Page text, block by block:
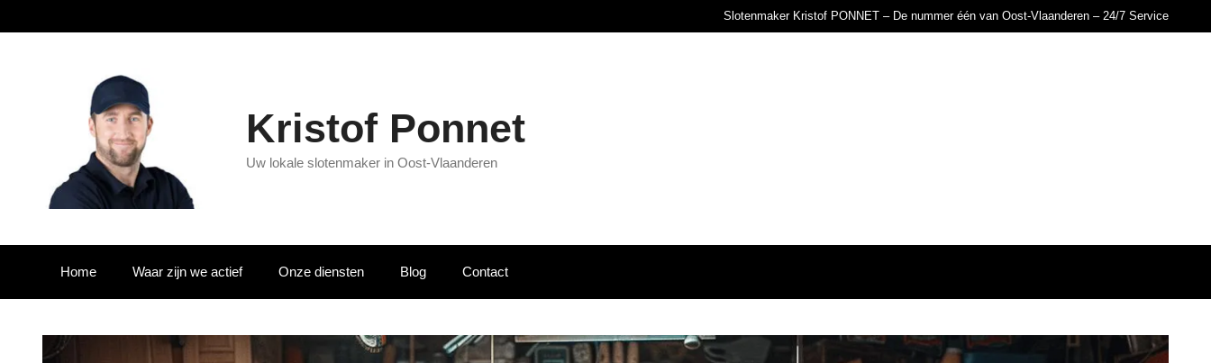
Slotenmaker Kristof PONNET – De nummer één van Oost-Vlaanderen – 24/7 Service
Kristof Ponnet
Uw lokale slotenmaker in Oost-Vlaanderen
Home Waar zijn we actief Onze diensten Blog Contact